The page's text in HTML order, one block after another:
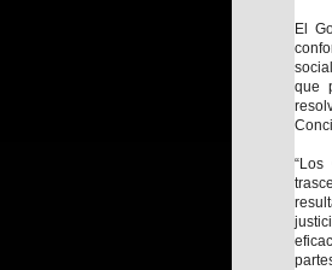
El
que